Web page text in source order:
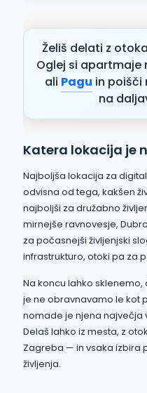
Želiš delati z
Oglej si apartmaje
ali Pagu in poišči
na
Katera lokacija je
Najboljša lokacija za
odvisna od tega, kakšen
najboljši za družabno
mirnejše ravnovesje,
za počasnejši življenjski
infrastrukturo, otoki pa za
Na koncu lahko
je ne obravnavamo le kot
nomade je njena največja
Delaš lahko iz mesta, z
Zagreba — in vsaka izbira
življenja.